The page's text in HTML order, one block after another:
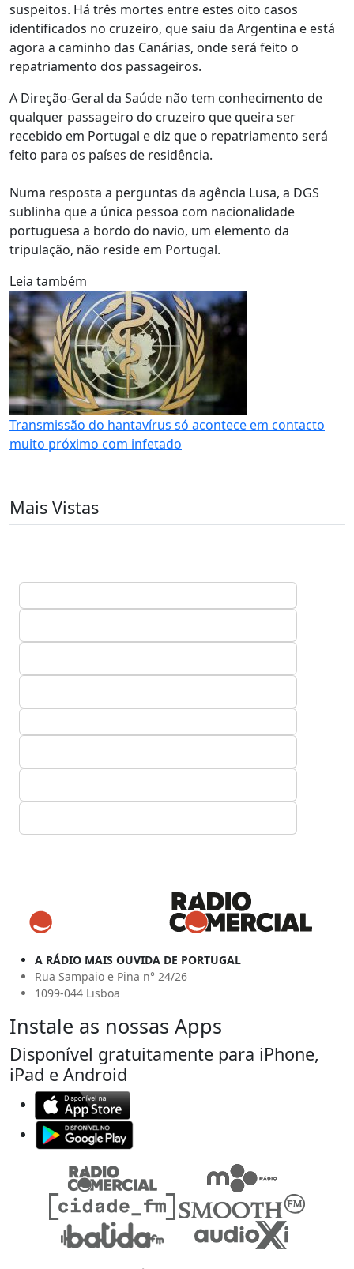
suspeitos. Há três mortes entre estes oito casos
identificados no cruzeiro, que saiu da Argentina e está
agora a caminho das Canárias, onde será feito o
repatriamento dos passageiros.
A Direção-Geral da Saúde não tem conhecimento de
qualquer passageiro do cruzeiro que queira ser
recebido em Portugal e diz que o repatriamento será
feito para os países de residência.
Numa resposta a perguntas da agência Lusa, a DGS
sublinha que a única pessoa com nacionalidade
portuguesa a bordo do navio, um elemento da
tripulação, não reside em Portugal.
Leia também
Transmissão do hantavírus só acontece em contacto
muito próximo com infetado
Mais Vistas
A RÁDIO MAIS OUVIDA DE PORTUGAL
Rua Sampaio e Pina n° 24/26
1099-044 Lisboa
Instale as nossas Apps
Disponível gratuitamente para iPhone,
iPad e Android